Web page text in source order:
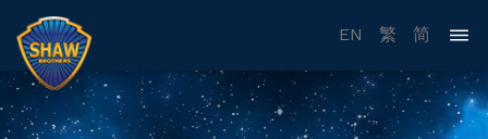
EN 繁 简